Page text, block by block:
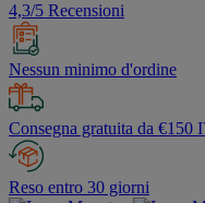
4,3/5 Recensioni
Nessun minimo d'ordine
Consegna gratuita da €150
Reso entro 30 giorni